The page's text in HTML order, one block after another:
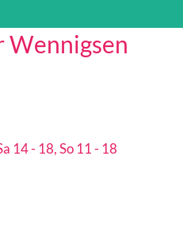
14 - 18, So 11 - 18